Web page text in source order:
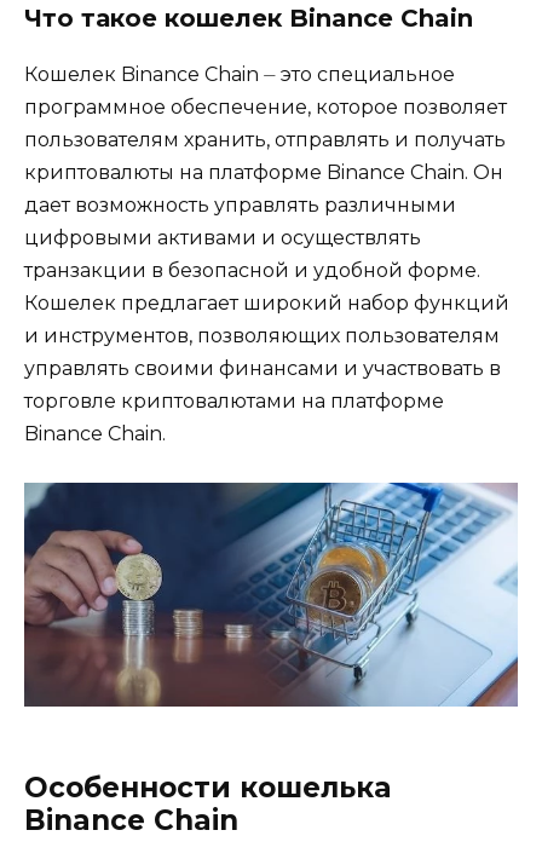
Что такое кошелек Binance Chain
Кошелек Binance Chain ⏤ это специальное
программное обеспечение‚ которое позволяет
пользователям хранить‚ отправлять и получать
криптовалюты на платформе Binance Chain.​ Он
дает возможность управлять различными
цифровыми активами и осуществлять
транзакции в безопасной и удобной форме.​
Кошелек предлагает широкий набор функций
и инструментов‚ позволяющих пользователям
управлять своими финансами и участвовать в
торговле криптовалютами на платформе
Binance Chain.​
Особенности кошелька
Binance Chain